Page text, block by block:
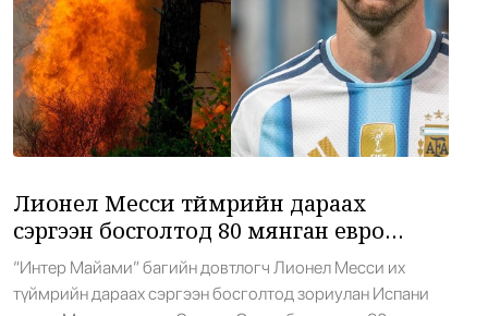
15
Нэгдүгээр хорооллын арын замыг
наймдугаар сарын 6-ны 23:00 цагаас түр
хааж, борооны ус зайлуулах шугамын
хөндлөн сэтэлгээ хийнэ
Нийслэл/АДМИН • 10 цаг 40 минутын өмнө
16
Иран, Оман Хормузын хоолойн шинэ
усан замын талаар тохиролцоонд
ойртлоо
Лионел Месси түймрийн дараах
сэргээн босголтод 80 мянган евро
хандивлав
“Интер Майами” багийн довтлогч Лионел Месси их
түймрийн дараах сэргээн босголтод зориулан Испани